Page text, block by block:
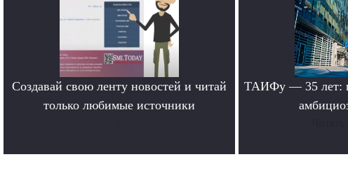
Создавай свою ленту новостей и читай
только любимые источники
ТАИФу — 35 лет: